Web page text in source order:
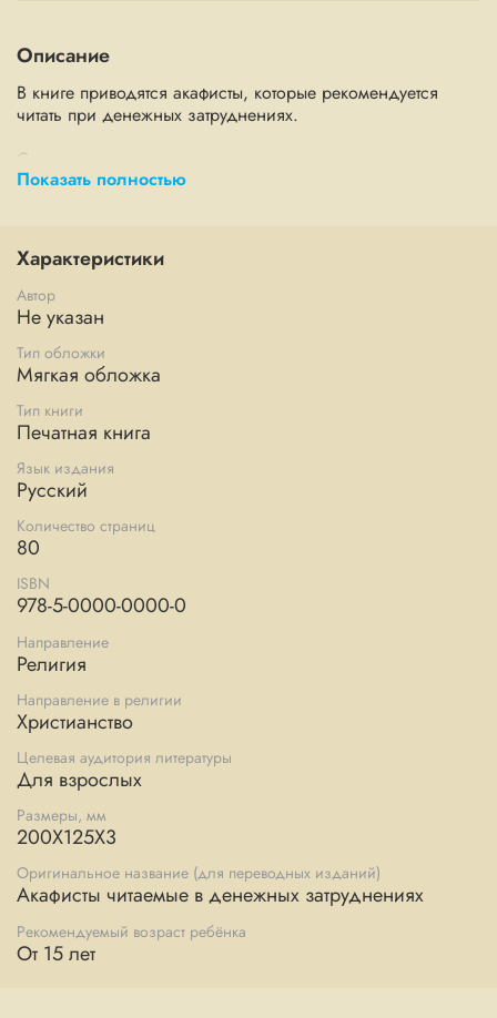
Описание
В книге приводятся акафисты, которые рекомендуется
читать при денежных затруднениях.
Содержание:
Акафист святителю Николаю Мирликийскому чудотворцу
Акафист великомученику Иоанну Новому, Сочавскому
Акафист блаженной старице Матроне Московской
Показать полностью
Характеристики
Автор
Не указан
Тип обложки
Мягкая обложка
Тип книги
Печатная книга
Язык издания
Русский
Количество страниц
80
ISBN
978-5-0000-0000-0
Направление
Религия
Направление в религии
Христианство
Целевая аудитория литературы
Для взрослых
Размеры, мм
200X125X3
Оригинальное название (для переводных изданий)
Акафисты читаемые в денежных затруднениях
Рекомендуемый возраст ребёнка
От 15 лет